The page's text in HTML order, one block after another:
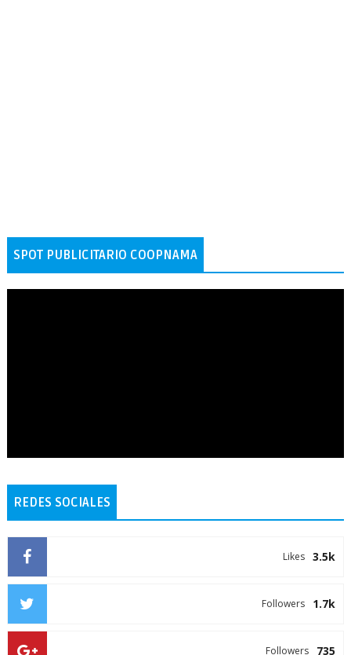
SPOT PUBLICITARIO COOPNAMA
REDES SOCIALES
3.5k
Likes
1.7k
Followers
735
Followers